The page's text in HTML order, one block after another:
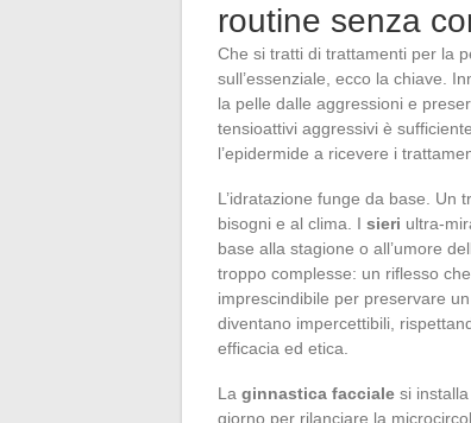
routine senza
Che si tratti di trattamenti per la
sull’essenziale, ecco la chiave.
la pelle dalle aggressioni e
tensioattivi aggressivi è
l’epidermide a ricevere i
L’idratazione funge da base. Un
bisogni e al clima. I sieri ultra-
base alla stagione o all’umore
troppo complesse: un riflesso
imprescindibile per preservare
diventano impercettibili,
efficacia ed etica.
La ginnastica facciale si
giorno per rilanciare la